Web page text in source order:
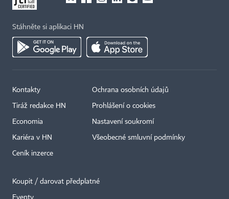
Stáhněte si aplikaci HN
Kontakty
Tiráž redakce HN
Economia
Kariéra v HN
Ceník inzerce
Ochrana osobních údajů
Prohlášení o cookies
Nastavení soukromí
Všeobecné smluvní podmínky
Koupit / darovat předplatné
Eventy